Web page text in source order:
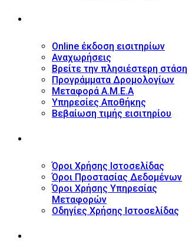
Online έκδοση εισιτηρίων
Αναχωρήσεις
Βρείτε την πλησιέστερη στάση
Προγράμματα Δρομολογίων
Μεταφορά Α.Μ.Ε.Α
Υπηρεσίες Αποθήκης
Βεβαίωση τιμής εισιτηρίου
Όροι Χρήσης Ιστοσελίδας
Όροι Προστασίας Δεδομένων
Όροι Χρήσης Υπηρεσίας
Μεταφορών
Οδηγίες Χρήσης Ιστοσελίδας